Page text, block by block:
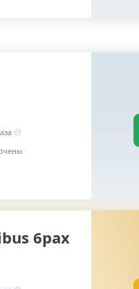
6pax